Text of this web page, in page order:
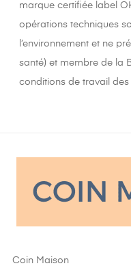
marque certifiée label
opérations techniques
l’environnement et ne
santé) et membre de la
conditions de travail des
Coin Maison